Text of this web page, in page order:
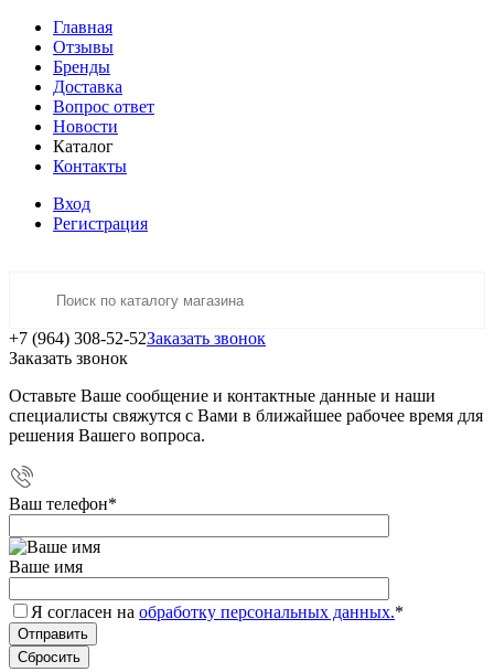
Главная
Отзывы
Бренды
Доставка
Вопрос ответ
Новости
Каталог
Контакты
Вход
Регистрация
+7 (964) 308-52-52Заказать звонок
Заказать звонок
Оставьте Ваше сообщение и контактные данные и наши
специалисты свяжутся с Вами в ближайшее рабочее время для
решения Вашего вопроса.
Ваш телефон*
Ваше имя
Я согласен на обработку персональных данных.*